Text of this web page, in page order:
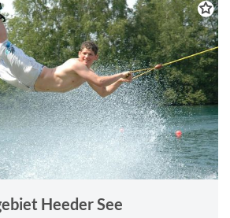
Heeder See